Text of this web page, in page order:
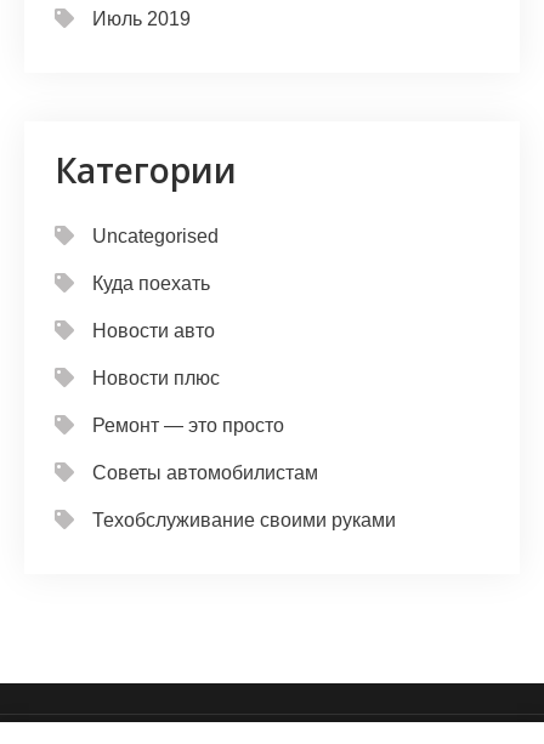
Июль 2019
Категории
Uncategorised
Куда поехать
Новости авто
Новости плюс
Ремонт — это просто
Советы автомобилистам
Техобслуживание своими руками